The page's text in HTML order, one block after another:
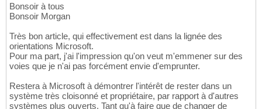
Bonsoir à tous
Bonsoir Morgan
Très bon article, qui effectivement est dans la lignée des
orientations Microsoft.
Pour ma part, j'ai l'impression qu'on veut m'emmener sur des
voies que je n'ai pas forcément envie d'emprunter.
Restera à Microsoft à démontrer l'intérêt de rester dans un
système très cloisonné et propriétaire, par rapport à d'autres
systèmes plus ouverts. Tant qu'à faire que de changer de